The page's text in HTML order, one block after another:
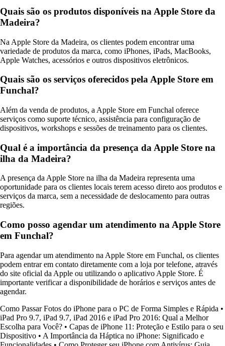
Quais são os produtos disponíveis na Apple Store da
Madeira?
Na Apple Store da Madeira, os clientes podem encontrar uma
variedade de produtos da marca, como iPhones, iPads, MacBooks,
Apple Watches, acessórios e outros dispositivos eletrônicos.
Quais são os serviços oferecidos pela Apple Store em
Funchal?
Além da venda de produtos, a Apple Store em Funchal oferece
serviços como suporte técnico, assistência para configuração de
dispositivos, workshops e sessões de treinamento para os clientes.
Qual é a importância da presença da Apple Store na
ilha da Madeira?
A presença da Apple Store na ilha da Madeira representa uma
oportunidade para os clientes locais terem acesso direto aos produtos e
serviços da marca, sem a necessidade de deslocamento para outras
regiões.
Como posso agendar um atendimento na Apple Store
em Funchal?
Para agendar um atendimento na Apple Store em Funchal, os clientes
podem entrar em contato diretamente com a loja por telefone, através
do site oficial da Apple ou utilizando o aplicativo Apple Store. É
importante verificar a disponibilidade de horários e serviços antes de
agendar.
Como Passar Fotos do iPhone para o PC de Forma Simples e Rápida •
iPad Pro 9.7, iPad 9.7, iPad 2016 e iPad Pro 2016: Qual a Melhor
Escolha para Você? • Capas de iPhone 11: Proteção e Estilo para o seu
Dispositivo • A Importância da Háptica no iPhone: Significado e